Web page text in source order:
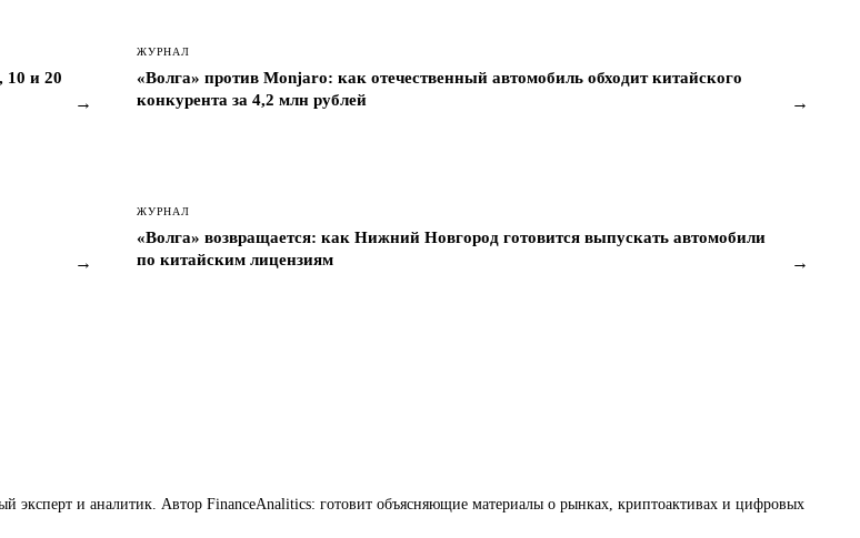
10 и 20
→
ЖУРНАЛ
«Волга» против Monjaro: как отечественный автомобиль обходит китайского
конкурента за 4,2 млн рублей
→
→
ЖУРНАЛ
«Волга» возвращается: как Нижний Новгород готовится выпускать автомобили
по китайским лицензиям
→
эксперт и аналитик. Автор FinanceAnalitics: готовит объясняющие материалы о рынках, криптоактивах и цифровых